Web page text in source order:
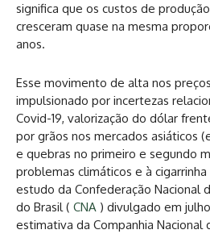
significa que os custos de
cresceram quase na mesma
anos.
Esse movimento de alta nos
impulsionado por incertezas
Covid-19, valorização do dólar
por grãos nos mercados asiáticos
e quebras no primeiro e segundo
problemas climáticos e à
estudo da Confederação Nacional
do Brasil ( CNA ) divulgado em
estimativa da Companhia Nacional